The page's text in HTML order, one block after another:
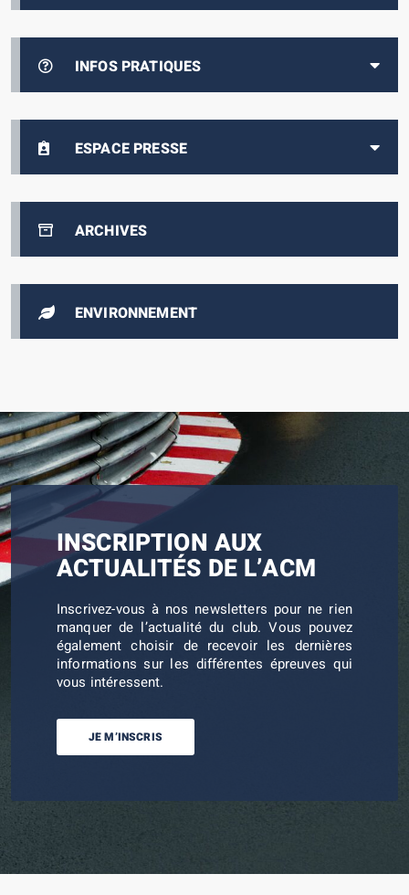
INFOS PRATIQUES
ESPACE PRESSE
ARCHIVES
ENVIRONNEMENT
INSCRIPTION AUX
ACTUALITÉS DE L’ACM
Inscrivez-vous à nos newsletters pour ne rien
manquer de l’actualité du club. Vous pouvez
également choisir de recevoir les dernières
informations sur les différentes épreuves qui
vous intéressent.
JE M’INSCRIS